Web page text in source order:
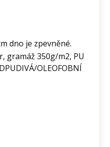
dno je zpevněné.
gramáž 350g/m2, PU
OLEOFOBNÍ